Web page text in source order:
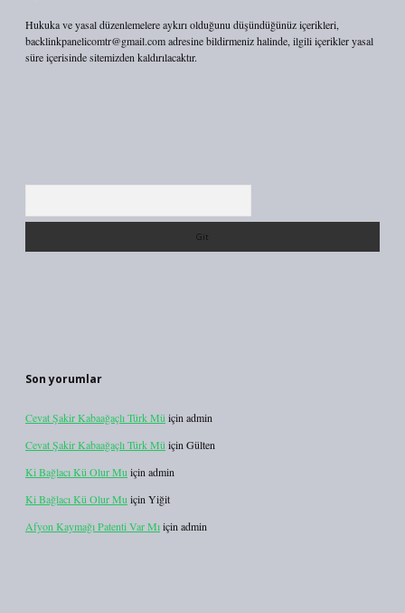
Hukuka ve yasal düzenlemelere aykırı olduğunu düşündüğünüz içerikleri,
backlinkpanelicomtr@gmail.comadresine bildirmeniz halinde, ilgili içerikler yasal
süre içerisinde sitemizden kaldırılacaktır.
Son yorumlar
Cevat Şakir Kabaağaçlı Türk Mü için admin
Cevat Şakir Kabaağaçlı Türk Mü için Gülten
Ki Bağlacı Kü Olur Mu için admin
Ki Bağlacı Kü Olur Mu için Yiğit
Afyon Kaymağı Patenti Var Mıiçin admin